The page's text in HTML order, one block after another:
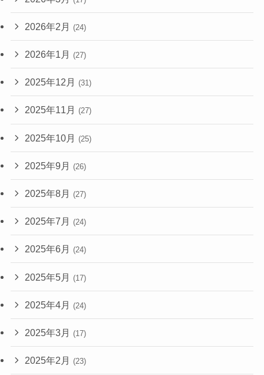
2026年2月 (24)
2026年1月 (27)
2025年12月 (31)
2025年11月 (27)
2025年10月 (25)
2025年9月 (26)
2025年8月 (27)
2025年7月 (24)
2025年6月 (24)
2025年5月 (17)
2025年4月 (24)
2025年3月 (17)
2025年2月 (23)